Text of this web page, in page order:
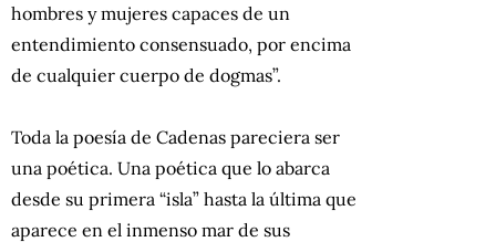
hombres y mujeres capaces de un
entendimiento consensuado, por encima
de cualquier cuerpo de dogmas”.
Toda la poesía de Cadenas pareciera ser
una poética. Una poética que lo abarca
desde su primera “isla” hasta la última que
aparece en el inmenso mar de sus